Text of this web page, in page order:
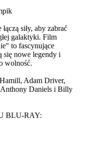
siły, aby zabrać
galaktyki. Film
to fascynujące
się nowe legendy i
wolność.
Adam Driver,
Anthony Daniels i Billy
BLU-RAY: